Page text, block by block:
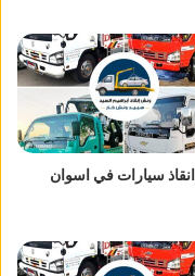
سيارات في اسوان